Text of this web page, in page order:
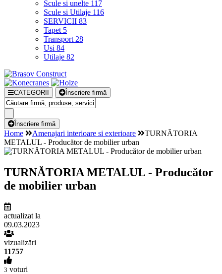
Scule si unelte 117
Scule si Utilaje 116
SERVICII 83
Tapet 5
Transport 28
Usi 84
Utilaje 82
CATEGORII Înscriere firmă
Înscriere firmă
Home Amenajari interioare si exterioare
TURNĂTORIA
METALUL - Producător de mobilier urban
TURNĂTORIA METALUL - Producător
de mobilier urban
actualizat la
09.03.2023
vizualizări
11757
3 voturi